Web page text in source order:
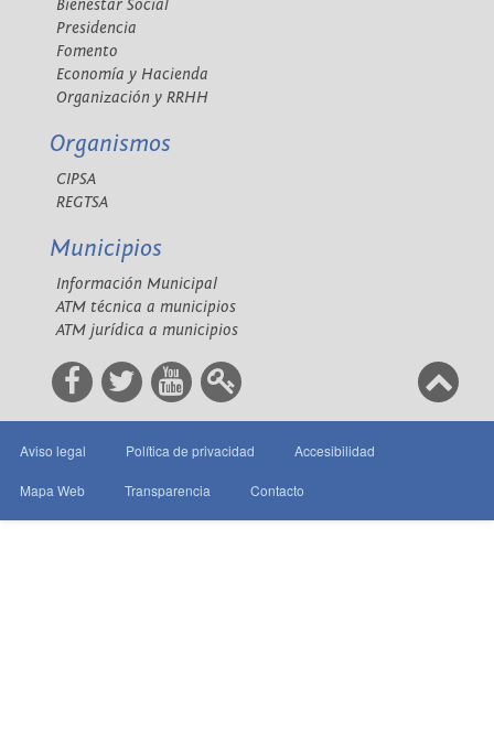
Bienestar Social
Presidencia
Fomento
Economía y Hacienda
Organización y RRHH
Organismos
CIPSA
REGTSA
Municipios
Información Municipal
ATM técnica a municipios
ATM jurídica a municipios
Aviso legal Política de privacidad Accesibilidad
Mapa Web Transparencia Contacto